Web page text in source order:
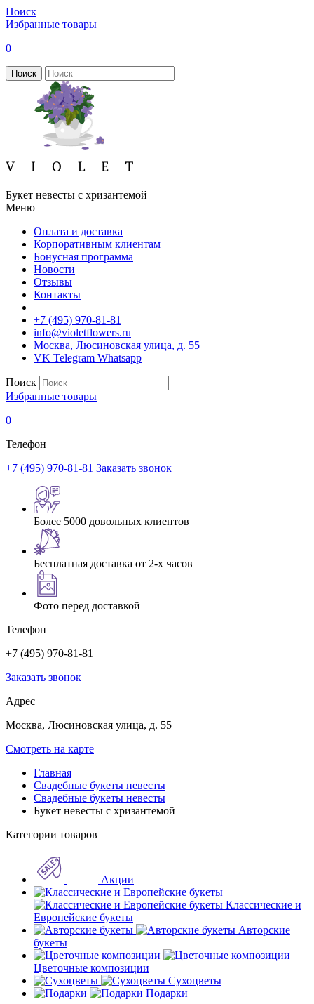
Поиск
Избранные товары
0
Поиск
Букет невесты с хризантемой
Меню
Оплата и доставка
Корпоративным клиентам
Бонусная программа
Новости
Отзывы
Контакты
+7 (495) 970-81-81
info@violetflowers.ru
Москва, Люсиновская улица, д. 55
VK Telegram Whatsapp
Поиск
Избранные товары
0
Телефон
+7 (495) 970-81-81 Заказать звонок
Более 5000 довольных клиентов
Бесплатная доставка от 2-х часов
Фото перед доставкой
Телефон
+7 (495) 970-81-81
Заказать звонок
Адрес
Москва, Люсиновская улица, д. 55
Смотреть на карте
Главная
Свадебные букеты невесты
Свадебные букеты невесты
Букет невесты с хризантемой
Категории товаров
Акции
Классические и
Европейские букеты
Авторские
букеты
Цветочные композиции
Сухоцветы
Подарки